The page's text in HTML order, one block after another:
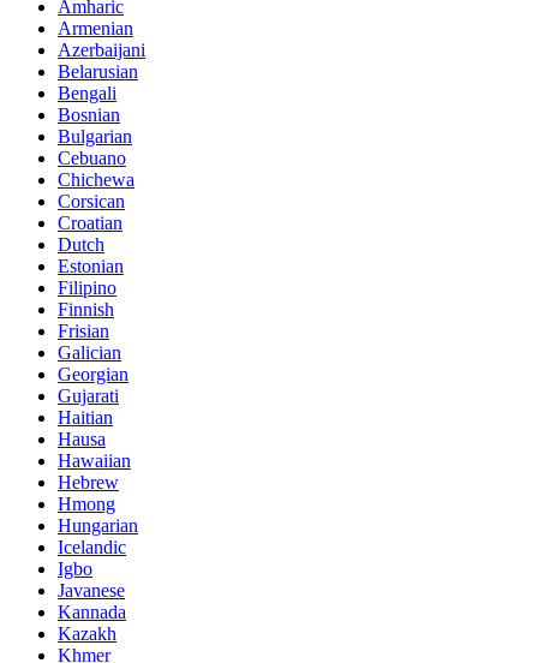
Amharic
Armenian
Azerbaijani
Belarusian
Bengali
Bosnian
Bulgarian
Cebuano
Chichewa
Corsican
Croatian
Dutch
Estonian
Filipino
Finnish
Frisian
Galician
Georgian
Gujarati
Haitian
Hausa
Hawaiian
Hebrew
Hmong
Hungarian
Icelandic
Igbo
Javanese
Kannada
Kazakh
Khmer